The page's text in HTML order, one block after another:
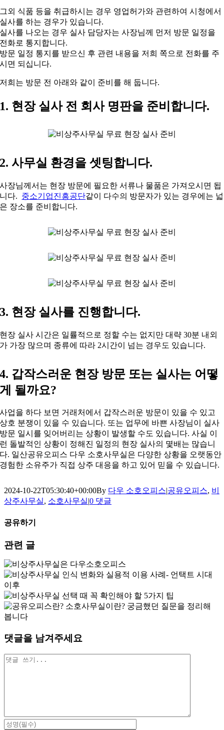
그외 식품 등을 취급하시는 경우 영업허가와 관련하여 시청에서
실사를 하는 경우가 있습니다.
실사를 나오는 경우 실사 담당자는 사장님께 먼저 방문 일정을
전화로 통지합니다.
방문 일정 통지를 받으신 후 관련 내용을 저희 쪽으로 전화를 주
시면 되십니다.
저희는 방문 전 아래와 같이 준비를 해 둡니다.
1. 현장 실사 전 회사 명판을 준비합니다.
2. 사무실 환경을 셋팅합니다.
사장님께서는 현장 방문에 필요한 서류나 물품은 가져오시면 됩
니다. 중소기업진흥공단같이 다수의 방문자가 있는 경우에는 넓
은 장소를 준비합니다.
3. 현장 실사를 진행합니다.
현장 실사 시간은 일률적으로 정할 수는 없지만 대략 30분 내외
가 가장 많으며 종류에 따라 2시간이 넘는 경우도 있습니다.
4. 갑작스러운 현장 방문 또는 실사는 어떻
게 될까요?
사업을 하다 보면 거래처에서 갑작스러운 방문이 있을 수 있고
상호 분쟁이 있을 수 있습니다. 또는 업무에 바쁜 사장님이 실사
방문 일시를 잊어버리는 상황이 발생할 수도 있습니다. 사실 이
런 돌발적인 상황이 정해진 일정의 현장 실사의 몇배는 많습니
다. 일산공유오피스 다우 소호사무실은 다양한 상황을 오랫동안
경험한 소유주가 직접 상주 대응을 하고 있어 믿을 수 있습니다.
2024-10-22T05:30:40+00:00By 다우 소호오피스|공유오피스, 비
상주사무실, 소호사무실|0 댓글
공유하기
Facebook
X
LinkedIn
이
일
관련 글
댓글을 남겨주세요
댓